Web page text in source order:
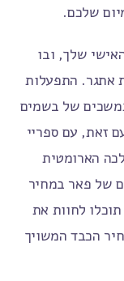
שלכם.
שלך, ובו
אתגר. התפעלות
של בשמים
זאת, עם ספריי
הארומטית
של פאר במחיר
לחוות את
הכבד המשויך